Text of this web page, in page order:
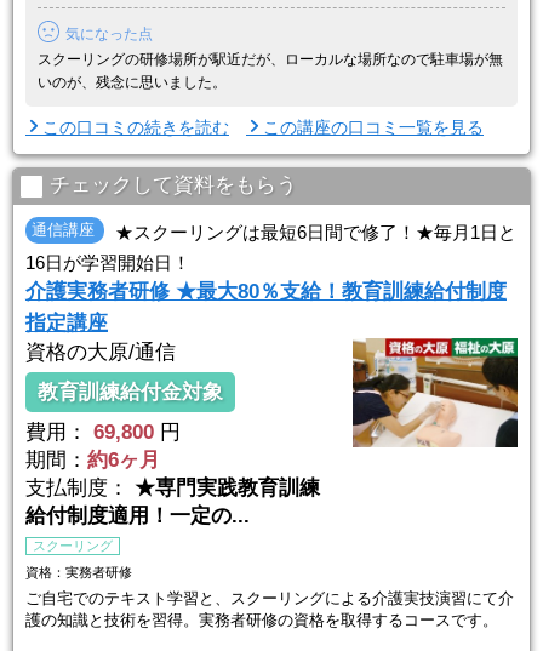
三幸福祉カレッジが選ばれ ...
気になった点
スクーリングの研修場所が駅近だが、ローカルな場所なので駐車場が無
いのが、残念に思いました。
この口コミの続きを読む この講座の口コミ一覧を見る
チェックして資料をもらう
通信講座
★スクーリングは最短6日間で修了！★毎月1日と
16日が学習開始日！
介護実務者研修 ★最大80％支給！教育訓練給付制度
指定講座
資格の大原/通信
教育訓練給付金対象
費用：
69,800 円
期間： 約6ヶ月
支払制度： ★専門実践教育訓練
給付制度適用！一定の...
スクーリング
資格：実務者研修
ご自宅でのテキスト学習と、スクーリングによる介護実技演習にて介
護の知識と技術を習得。実務者研修の資格を取得するコースです。